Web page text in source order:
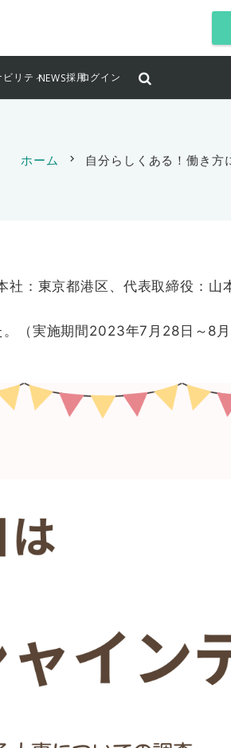
ビリティNEWS採用ログイン
ホーム chevron_right 自分らしくある！働き方
：東京都港区、代表取締役：山
（実施期間2023年7月28日～8月